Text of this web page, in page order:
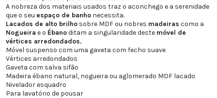
A nobreza dos materiais usados traz o aconchego e a serenidade
que o seu espaço de banho necessita.
Lacados de alto brilho sobre MDF ou nobres madeiras como a
Nogueira e o Ébanoditam a singularidade deste móvel de
vértices arredondados.
Móvel suspenso com uma gaveta com fecho suave
Vértices arredondados
Gaveta com salva sifão
Madeira ébano natural, nogueira ou aglomerado MDF lacado
Nivelador esquadro
Para lavatório de pousar